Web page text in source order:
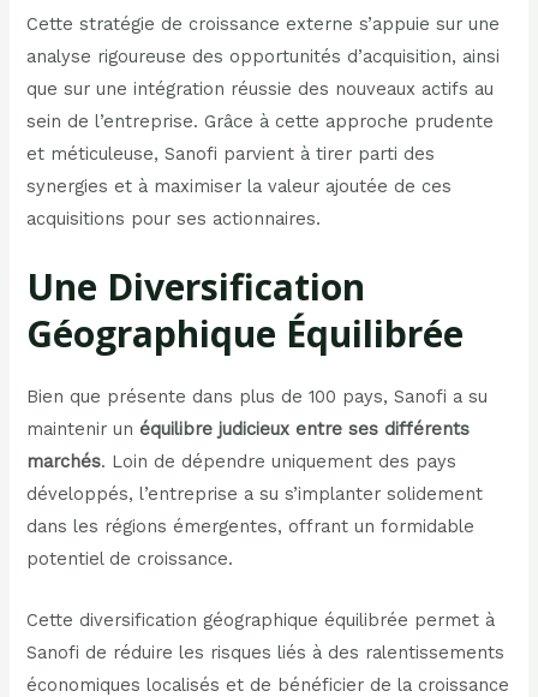
Cette stratégie de croissance externe s’appuie sur une
analyse rigoureuse des opportunités d’acquisition, ainsi
que sur une intégration réussie des nouveaux actifs au
sein de l’entreprise. Grâce à cette approche prudente
et méticuleuse, Sanofi parvient à tirer parti des
synergies et à maximiser la valeur ajoutée de ces
acquisitions pour ses actionnaires.
Une Diversification
Géographique Équilibrée
Bien que présente dans plus de 100 pays, Sanofi a su
maintenir unéquilibre judicieux entre ses différents
marchés. Loin de dépendre uniquement des pays
développés, l’entreprise a su s’implanter solidement
dans les régions émergentes, offrant un formidable
potentiel de croissance.
Cette diversification géographique équilibrée permet à
Sanofi de réduire les risques liés à des ralentissements
économiques localisés et de bénéficier de la croissance